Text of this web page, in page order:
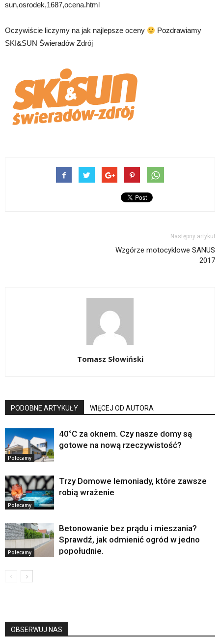
sun,osrodek,1687,ocena.html
Oczywiście liczymy na jak najlepsze oceny
Pozdrawiamy
SKI&SUN Świeradów Zdrój
Następny artykuł
Wzgórze motocyklowe SANUS
2017
Tomasz Słowiński
PODOBNE ARTYKUŁY WIĘCEJ OD AUTORA
Polecamy
40°C za oknem. Czy nasze domy są
gotowe na nową rzeczywistość?
Polecamy
Trzy Domowe lemoniady, które zawsze
robią wrażenie
Polecamy
Betonowanie bez prądu i mieszania?
Sprawdź, jak odmienić ogród w jedno
popołudnie.
OBSERWUJ NAS